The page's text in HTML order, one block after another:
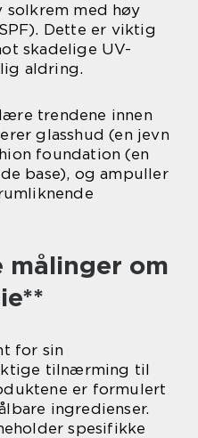
med høy
Dette er viktig
skadelige UV-
aldring.
trendene innen
glasshud (en jevn
foundation (en
base), og ampuller
målinger om
for sin
tilnærming til
er formulert
ingredienser.
spesifikke